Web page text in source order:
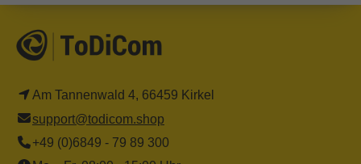
Am Tannenwald 4, 66459 Kirkel
support@todicom.shop
+49 (0)6849 - 79 89 300